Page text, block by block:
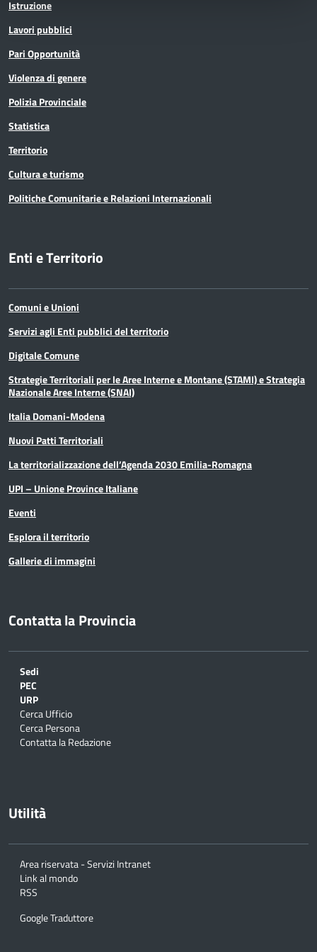
Istruzione
Lavori pubblici
Pari Opportunità
Violenza di genere
Polizia Provinciale
Statistica
Territorio
Cultura e turismo
Politiche Comunitarie e Relazioni Internazionali
Enti e Territorio
Comuni e Unioni
Servizi agli Enti pubblici del territorio
Digitale Comune
Strategie Territoriali per le Aree Interne e Montane (STAMI) e Strategia
Nazionale Aree Interne (SNAI)
Italia Domani-Modena
Nuovi Patti Territoriali
La territorializzazione dell’Agenda 2030 Emilia-Romagna
UPI – Unione Province Italiane
Eventi
Esplora il territorio
Gallerie di immagini
Contatta la Provincia
Sedi
PEC
URP
Cerca Ufficio
Cerca Persona
Contatta la Redazione
Utilità
Area riservata - Servizi Intranet
Link al mondo
RSS
Google Traduttore